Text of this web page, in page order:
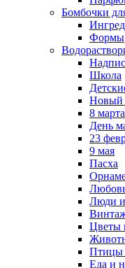
Бомбочки
Формы
Школа
Новый
8 марта
День
23
9 мая
Пасха
Люди
Цветы
Птицы
Еда и